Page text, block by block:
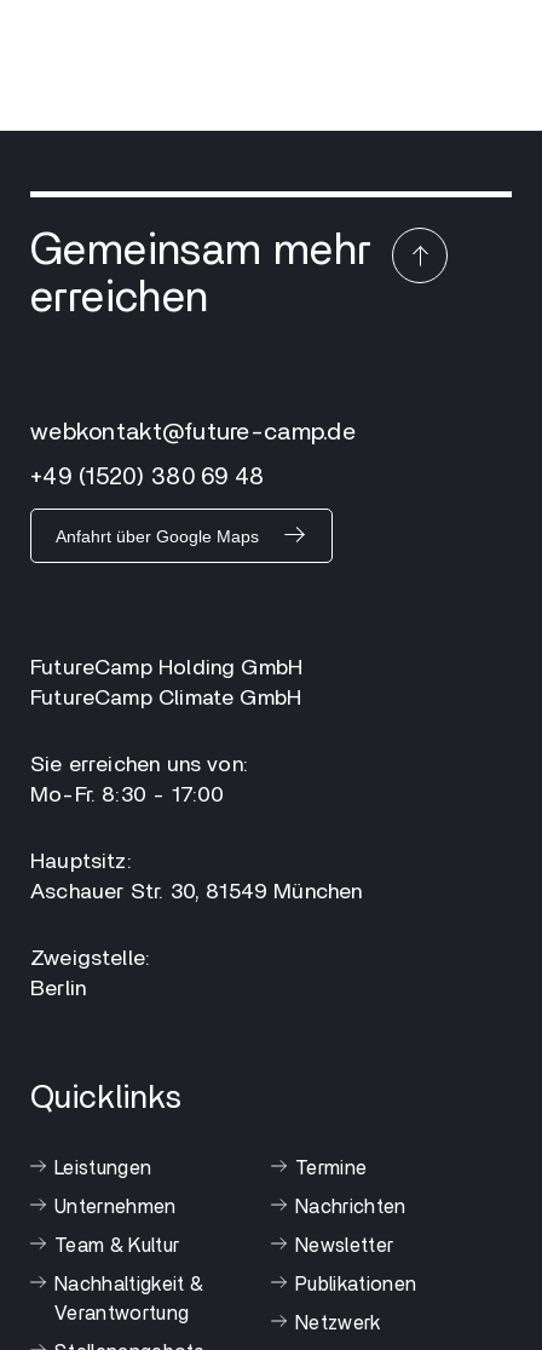
Gemeinsam mehr
erreichen
webkontakt@future-camp.de
+49 (1520) 380 69 48
Anfahrt über Google Maps
FutureCamp Holding GmbH
FutureCamp Climate GmbH
Sie erreichen uns von:
Mo-Fr. 8:30 - 17:00
Hauptsitz:
Aschauer Str. 30, 81549 München
Zweigstelle:
Berlin
Quicklinks
Leistungen
Unternehmen
Team & Kultur
Nachhaltigkeit &
Verantwortung
Termine
Nachrichten
Newsletter
Publikationen
Netzwerk